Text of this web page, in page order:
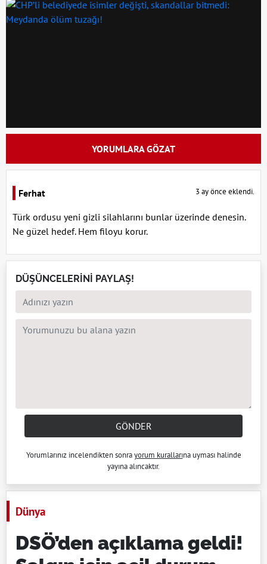
YORUMLARA GÖZAT
Ferhat 3 ay önce eklendi.
Türk ordusu yeni gizli silahlarını bunlar üzerinde denesin.
Ne güzel hedef. Hem filoyu korur.
DÜŞÜNCELERİNİ PAYLAŞ!
GÖNDER
Yorumlarınız incelendikten sonrayorum kurallarına uyması halinde
yayına alıncaktır.
Dünya
DSÖ’den açıklama geldi!